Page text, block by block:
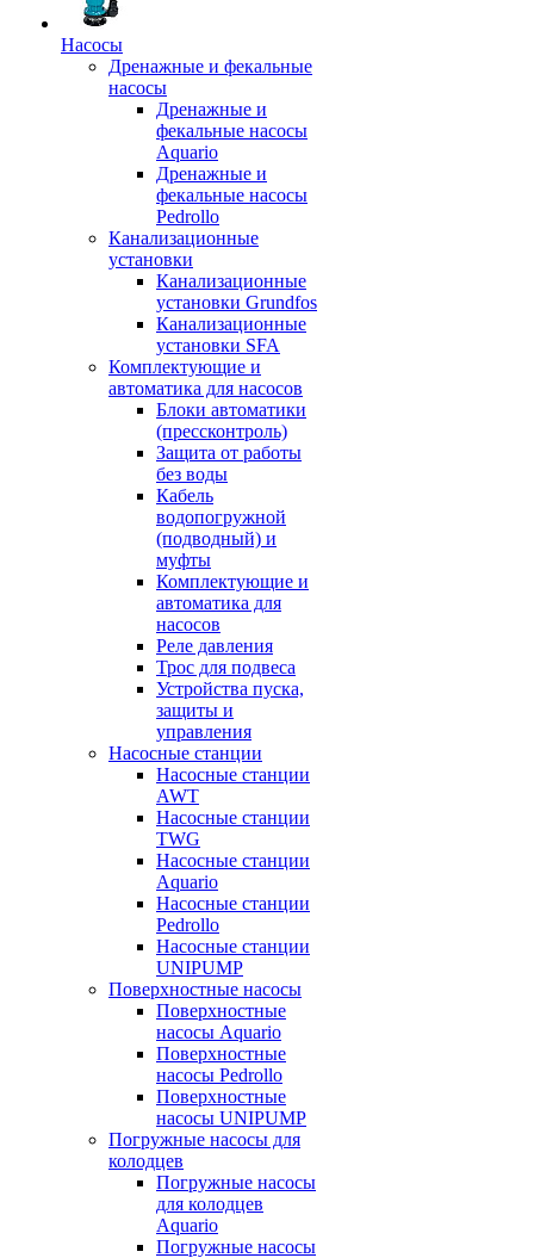
Насосы
Дренажные и фекальные
насосы
Дренажные и
фекальные насосы
Aquario
Дренажные и
фекальные насосы
Pedrollo
Канализационные
установки
Канализационные
установки Grundfos
Канализационные
установки SFA
Комплектующие и
автоматика для насосов
Блоки автоматики
(прессконтроль)
Защита от работы
без воды
Кабель
водопогружной
(подводный) и
муфты
Комплектующие и
автоматика для
насосов
Реле давления
Трос для подвеса
Устройства пуска,
защиты и
управления
Насосные станции
Насосные станции
AWT
Насосные станции
TWG
Насосные станции
Aquario
Насосные станции
Pedrollo
Насосные станции
UNIPUMP
Поверхностные насосы
Поверхностные
насосы Aquario
Поверхностные
насосы Pedrollo
Поверхностные
насосы UNIPUMP
Погружные насосы для
колодцев
Погружные насосы
для колодцев
Aquario
Погружные насосы